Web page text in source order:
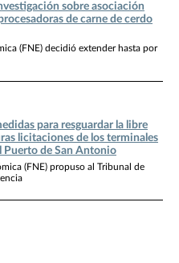
sobre asociación
de carne de cerdo
(FNE) decidió extender hasta por
para resguardar la libre
licitaciones de los terminales
Puerto de San Antonio
(FNE) propuso al Tribunal de